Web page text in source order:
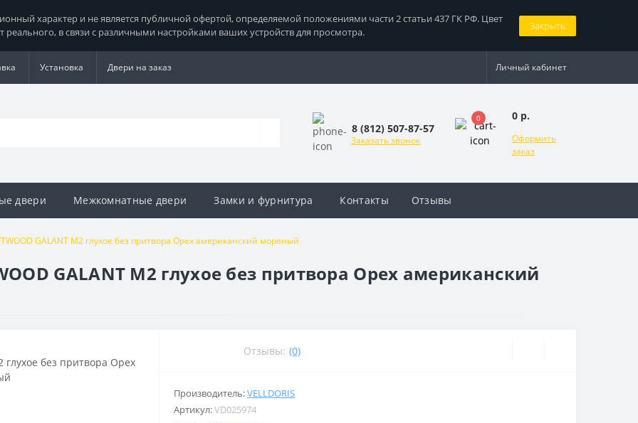
характер и не является публичной офертой, определяемой положениями части 2 статьи 437 ГК РФ. Цвет
в связи с различными настройками ваших устройств для просмотра.
Закрыть
Установка Двери на заказ Личный кабинет
8 (812) 507-87-57
Заказать звонок
0 0 р.
Оформить
заказ
двери Межкомнатные двери Замки и фурнитура Контакты Отзывы
GALANT M2 глухое без притвора Орех американский мореный
GALANT M2 глухое без притвора Орех американский
Отзывы: (0)
Производитель:VELLDORIS
Артикул:VD025974